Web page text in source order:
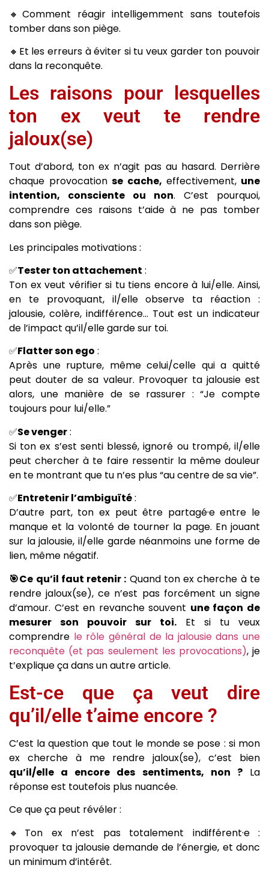
🔸Comment réagir intelligemment sans toutefois
tomber dans son piège.
🔸Et les erreurs à éviter si tu veux garder ton pouvoir
dans la reconquête.
Les raisons pour lesquelles
ton ex veut te rendre
jaloux(se)
Tout d’abord, ton ex n’agit pas au hasard. Derrière
chaque provocationse cache, effectivement, une
intention, consciente ou non. C’est pourquoi,
comprendre ces raisons t’aide à ne pas tomber
dans son piège.
Les principales motivations :
✅Tester ton attachement :
Ton ex veut vérifier si tu tiens encore à lui/elle. Ainsi,
en te provoquant, il/elle observe ta réaction :
jalousie, colère, indifférence… Tout est un indicateur
de l’impact qu’il/elle garde sur toi.
✅Flatter son ego :
Après une rupture, même celui/celle qui a quitté
peut douter de sa valeur. Provoquer ta jalousie est
alors, une manière de se rassurer : “Je compte
toujours pour lui/elle.”
✅Se venger:
Si ton ex s’est senti blessé, ignoré ou trompé, il/elle
peut chercher à te faire ressentir la même douleur
en te montrant que tu n’es plus “au centre de sa vie”.
✅Entretenir l’ambiguïté:
D’autre part, ton ex peut être partagé·e entre le
manque et la volonté de tourner la page. En jouant
sur la jalousie, il/elle garde néanmoins une forme de
lien, même négatif.
🎯Ce qu’il faut retenir : Quand ton ex cherche à te
rendre jaloux(se), ce n’est pas forcément un signe
d’amour. C’est en revanche souvent une façon de
mesurer son pouvoir sur toi. Et si tu veux
comprendre le rôle général de la jalousie dans une
reconquête (et pas seulement les provocations), je
t’explique ça dans un autre article.
Est-ce que ça veut dire
qu’il/elle t’aime encore ?
C’est la question que tout le monde se pose : si mon
ex cherche à me rendre jaloux(se), c’est bien
qu’il/elle a encore des sentiments, non ?La
réponse est toutefois plus nuancée.
Ce que ça peut révéler :
🔸Ton ex n’est pas totalement indifférent·e :
provoquer ta jalousie demande de l’énergie, et donc
un minimum d’intérêt.